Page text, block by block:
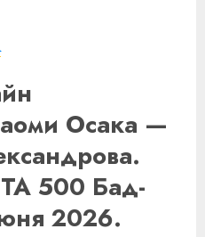
Осака —
500 Бад-
2026.